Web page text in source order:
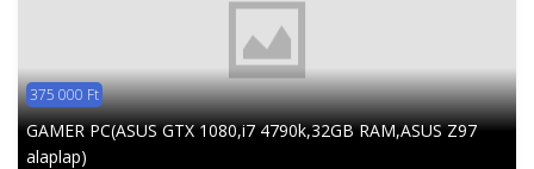
375 000 Ft
GAMER PC(ASUS GTX 1080,i7 4790k,32GB RAM,ASUS Z97
alaplap)